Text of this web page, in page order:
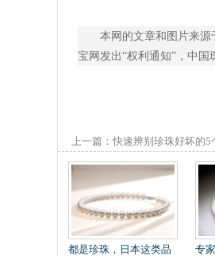
本网的文章和图片来源
宝网发出“权利通知”，中国
上一篇： 快速辨别珍珠好坏的5
都是珍珠，日本这类品
专